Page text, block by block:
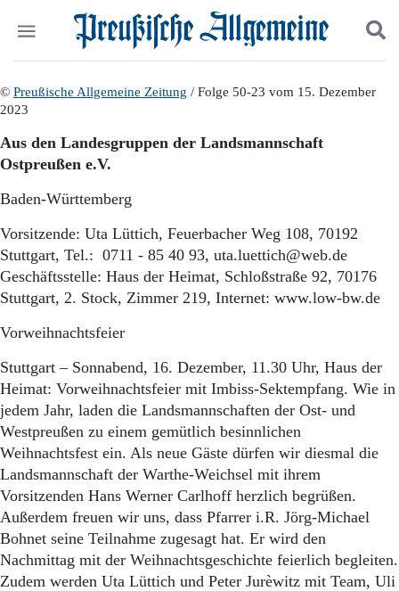
Start
Wer wir sind
Aktuelle Ausgabe
Abonnenten-Login
Abonnent werden
Abo Prämien
Archiv
Mediadaten
Politik
Panorama
Ostpreußen
Pommern
Berlin-Brandenburg
Schlesien
Danzig und Westpreußen
Kontakt
Impressum
Datenschutz
Suchen und finden
© Preußische Allgemeine Zeitung / Folge 50-23 vom 15. Dezember
2023
Aus den Landesgruppen der Landsmannschaft
Ostpreußen e.V.
Baden-Württemberg
Vorsitzende: Uta Lüttich, Feuerbacher Weg 108, 70192
Stuttgart, Tel.: 0711 - 85 40 93, uta.luettich@web.de
Geschäftsstelle: Haus der Heimat, Schloßstraße 92, 70176
Stuttgart, 2. Stock, Zimmer 219, Internet: www.low-bw.de
Vorweihnachtsfeier
Stuttgart – Sonnabend, 16. Dezember, 11.30 Uhr, Haus der
Heimat: Vorweihnachtsfeier mit Imbiss-Sektempfang. Wie in
jedem Jahr, laden die Landsmannschaften der Ost- und
Westpreußen zu einem gemütlich besinnlichen
Weihnachtsfest ein. Als neue Gäste dürfen wir diesmal die
Landsmannschaft der Warthe-Weichsel mit ihrem
Vorsitzenden Hans Werner Carlhoff herzlich begrüßen.
Außerdem freuen wir uns, dass Pfarrer i.R. Jörg-Michael
Bohnet seine Teilnahme zugesagt hat. Er wird den
Nachmittag mit der Weihnachtsgeschichte feierlich begleiten.
Zudem werden Uta Lüttich und Peter Jurèwitz mit Team, Uli